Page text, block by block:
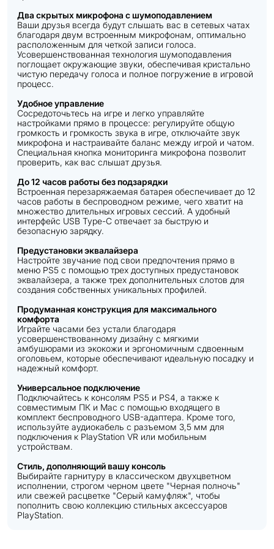
Два скрытых микрофона с шумоподавлением
Ваши друзья всегда будут слышать вас в сетевых чатах
благодаря двум встроенным микрофонам, оптимально
расположенным для четкой записи голоса.
Усовершенствованная технология шумоподавления
поглощает окружающие звуки, обеспечивая кристально
чистую передачу голоса и полное погружение в игровой
процесс.
Удобное управление
Сосредоточьтесь на игре и легко управляйте
настройками прямо в процессе: регулируйте общую
громкость и громкость звука в игре, отключайте звук
микрофона и настраивайте баланс между игрой и чатом.
Специальная кнопка мониторинга микрофона позволит
проверить, как вас слышат друзья.
До 12 часов работы без подзарядки
Встроенная перезаряжаемая батарея обеспечивает до 12
часов работы в беспроводном режиме, чего хватит на
множество длительных игровых сессий. А удобный
интерфейс USB Type-C отвечает за быструю и
безопасную зарядку.
Предустановки эквалайзера
Настройте звучание под свои предпочтения прямо в
меню PS5 с помощью трех доступных предустановок
эквалайзера, а также трех дополнительных слотов для
создания собственных уникальных профилей.
Продуманная конструкция для максимального
комфорта
Играйте часами без устали благодаря
усовершенствованному дизайну с мягкими
амбушюрами из экокожи и эргономичным сдвоенным
оголовьем, которые обеспечивают идеальную посадку и
надежный комфорт.
Универсальное подключение
Подключайтесь к консолям PS5 и PS4, а также к
совместимым ПК и Mac с помощью входящего в
комплект беспроводного USB-адаптера. Кроме того,
используйте аудиокабель с разъемом 3,5 мм для
подключения к PlayStation VR или мобильным
устройствам.
Стиль, дополняющий вашу консоль
Выбирайте гарнитуру в классическом двухцветном
исполнении, строгом черном цвете "Черная полночь"
или свежей расцветке "Серый камуфляж", чтобы
пополнить свою коллекцию стильных аксессуаров
PlayStation.